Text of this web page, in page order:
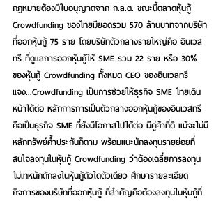
กฎหมายต้องมีใบอนุญาตจาก ก.ล.ต. ขณะนี้ตลาดหุ้นกู้
Crowdfunding ของไทยมียอดรวม 570 ล้านบาทจากบริษัท
ที่ออกหุ้นกู้ 75 ราย โดยบริษัทตัวกลางรายใหญ่คือ อินเวส
ทรี ที่ดูแลการออกหุ้นกู้ให้ SME รวม 22 ราย หรือ 30%
ของหุ้นกู้ Crowdfunding ทั้งหมด CEO ของอินเวสทรี
แจง...Crowdfunding เป็นการช่วยให้ธุรกิจ SME ไทยเดิน
หน้าได้ต่อ หลักการการเป็นตัวกลางออกหุ้นกู้ของอินเวสทรี
คือเป็นธุรกิจ SME ที่ยังมีโอกาสไปได้ต่อ มีคู่ค้าที่ดี แม้จะไม่มี
หลักทรัพย์ค้ำประกันก็ตาม พร้อมแนะนักลงทุนรายย่อยที่
สนใจลงทุนในหุ้นกู้ Crowdfunding ว่าต้องเฉลี่ยการลงทุน
ไม่เทหนักตักลงในหุ้นกู้ตัวใดตัวเดียว ศึกษารายละเอียด
กิจการของบริษัทที่ออกหุ้นกู้ ที่สำคัญคือต้องลงทุนในหุ้นกู้ที่